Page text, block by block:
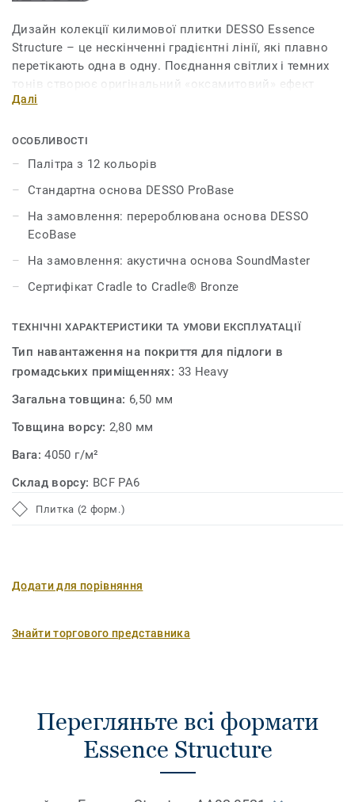
Дизайн колекції килимової плитки DESSO Essence
Structure – це нескінченні градієнтні лінії, які плавно
перетікають одна в одну. Поєднання світлих і темних
тонів створює оригінальний «оксамитовий» ефект
вигорілого на сонці покриття. Колекція має сім
додадуть вашому інтер’єру стильності та елегантності,
у той час як 5 яскравих кольорів (синій, бірюзовий,
темно-помаранчевий, яскраво-помаранчевий і
зелений) допоможуть створити сучасний інтер’єр з
грайливими настроєм. Кожен з 12 кольорів цієї
колекції можна легко комбінувати з килимовою
DESSO Essence Maze.
Далі
ОСОБЛИВОСТІ
Палітра з 12 кольорів
Стандартна основа DESSO ProBase
На замовлення: перероблювана основа DESSO
EcoBase
На замовлення: акустична основа SoundMaster
Сертифікат Cradle to Cradle® Bronze
ТЕХНІЧНІ ХАРАКТЕРИСТИКИ ТА УМОВИ ЕКСПЛУАТАЦІЇ
Тип навантаження на покриття для підлоги в
громадських приміщеннях: 33 Heavy
Загальна товщина: 6,50 мм
Товщина ворсу: 2,80 мм
Вага:4050 г/м²
Склад ворсу: BCF PA6
Плитка (2 форм.)
Додати для порівняння
Знайти торгового представника
Перегляньте всі формати
Essence Structure